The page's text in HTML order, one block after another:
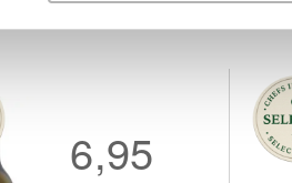
6,95